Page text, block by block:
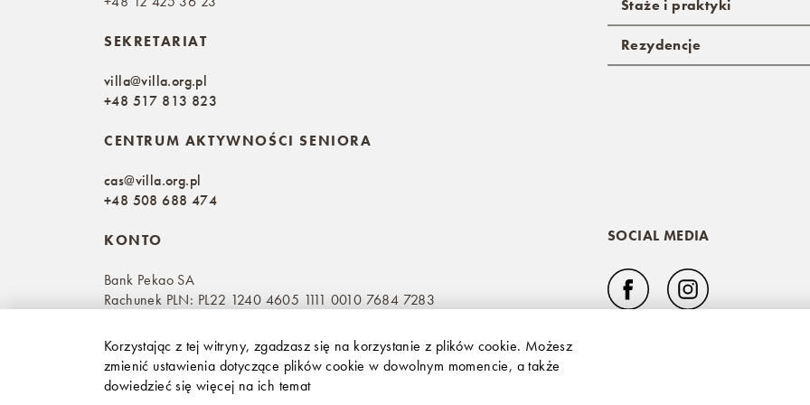
SEKRETARIAT
villa@villa.org.pl
+48 517 813 823
CENTRUM AKTYWNOŚCI SENIORA
cas@villa.org.pl
+48 508 688 474
KONTO
Bank Pekao SA
Rachunek PLN: PL22 1240 4605 1111 0010 7684 7283
Staże i praktyki
Rezydencje
SOCIAL MEDIA
Korzystając z tej witryny, zgadzasz się na korzystanie z plików cookie. Możesz
zmienić ustawienia dotyczące plików cookie w dowolnym momencie, a także
dowiedzieć się więcej na ich temat